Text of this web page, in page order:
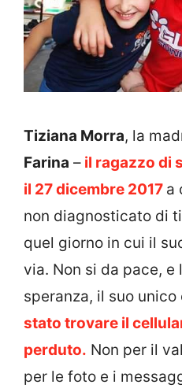
Tiziana Morra, la
Farina – il ragazzo di
il 27 dicembre 2017 a
non diagnosticato di
quel giorno in cui il
via. Non si da pace, e
speranza, il suo
stato trovare il
perduto. Non per il
per le foto e i